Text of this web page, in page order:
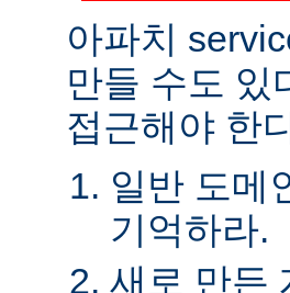
아파치
만들 수도 있
접근해야 한
일반 도메
기억하라.
새로 만든